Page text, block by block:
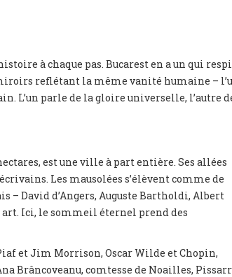
à chaque pas. Bucarest en a un qui
reflétant la même vanité humaine –
L’un parle de la gloire universelle, l’autre
est une ville à part entière. Ses allées
Les mausolées s’élèvent comme de
– David d’Angers, Auguste Bartholdi, Albert
Ici, le sommeil éternel prend des
et Jim Morrison, Oscar Wilde et Chopin,
Brâncoveanu, comtesse de Noailles,